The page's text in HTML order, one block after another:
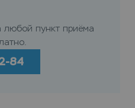
любой пункт приёма
84